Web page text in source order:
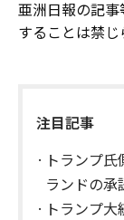
亜洲日報の記
することは禁じ
注目記事
トランプ
ランドの承
トランプ